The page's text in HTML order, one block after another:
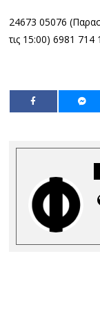
24673 05076
τις 15:00) 6981 714